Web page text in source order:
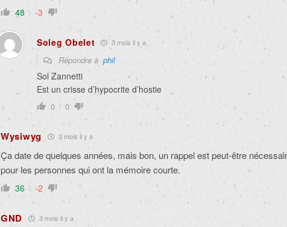
48 -3
Soleg Obelet 3 mois il y a
Répondre à phil
Sol Zannetti
Est un crisse d’hypocrite d’hostie
0 0
Wysiwyg 3 mois il y a
Ça date de quelques années, mais bon, un rappel est peut-être
pour les personnes qui ont la mémoire courte.
36 -2
GND 3 mois il y a